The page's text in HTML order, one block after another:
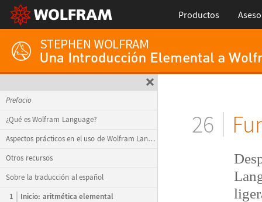
Productos
Prefacio
¿Qué es Wolfram Language?
Aspectos prácticos en el uso de Wolfram Language
Otros recursos
Sobre la traducción al español
1
Inicio: aritmética elemental
26